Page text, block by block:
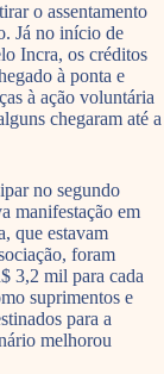
o assentamento
Já no início de
Incra, os créditos
à ponta e
à ação voluntária
chegaram até a
no segundo
manifestação em
que estavam
foram
3,2 mil para cada
suprimentos e
para a
melhorou